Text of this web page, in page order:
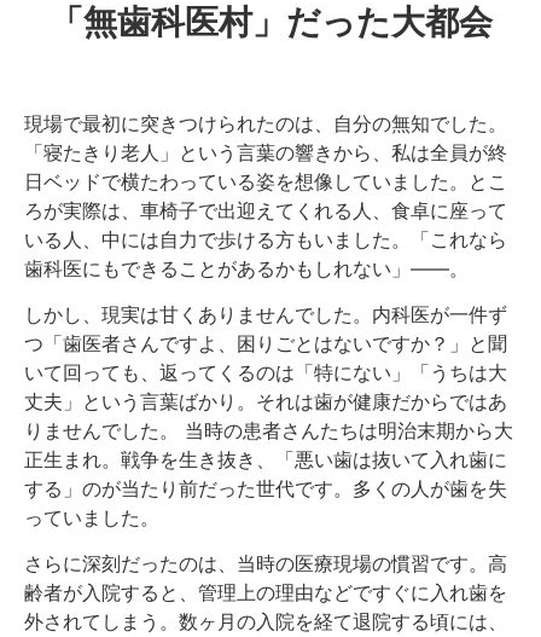
「無歯科医村」だった大都会
現場で最初に突きつけられたのは、自分の無知でした。
「寝たきり老人」という言葉の響きから、私は全員が終
日ベッドで横たわっている姿を想像していました。とこ
ろが実際は、車椅子で出迎えてくれる人、食卓に座って
いる人、中には自力で歩ける方もいました。「これなら
歯科医にもできることがあるかもしれない」――。
しかし、現実は甘くありませんでした。内科医が一件ず
つ「歯医者さんですよ、困りごとはないですか？」と聞
いて回っても、返ってくるのは「特にない」「うちは大
丈夫」という言葉ばかり。それは歯が健康だからではあ
りませんでした。 当時の患者さんたちは明治末期から大
正生まれ。戦争を生き抜き、「悪い歯は抜いて入れ歯に
する」のが当たり前だった世代です。多くの人が歯を失
っていました。
さらに深刻だったのは、当時の医療現場の慣習です。高
齢者が入院すると、管理上の理由などですぐに入れ歯を
外されてしまう。数ヶ月の入院を経て退院する頃には、